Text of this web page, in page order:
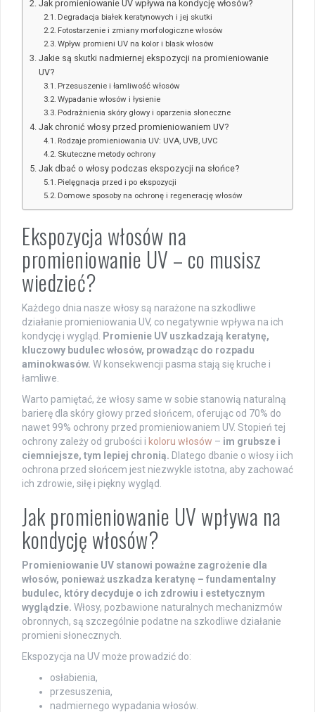
Jak promieniowanie UV wpływa na kondycję włosów?
Degradacja białek keratynowych i jej skutki
Fotostarzenie i zmiany morfologiczne włosów
Wpływ promieni UV na kolor i blask włosów
Jakie są skutki nadmiernej ekspozycji na promieniowanie
UV?
Przesuszenie i łamliwość włosów
Wypadanie włosów i łysienie
Podrażnienia skóry głowy i oparzenia słoneczne
Jak chronić włosy przed promieniowaniem UV?
Rodzaje promieniowania UV: UVA, UVB, UVC
Skuteczne metody ochrony
Jak dbać o włosy podczas ekspozycji na słońce?
Pielęgnacja przed i po ekspozycji
Domowe sposoby na ochronę i regenerację włosów
Ekspozycja włosów na
promieniowanie UV – co musisz
wiedzieć?
Każdego dnia nasze włosy są narażone na szkodliwe
działanie promieniowania UV, co negatywnie wpływa na ich
kondycję i wygląd.
Promienie UV uszkadzają keratynę,
kluczowy budulec włosów, prowadząc do rozpadu
aminokwasów. W konsekwencji pasma stają się kruche i
łamliwe.
Warto pamiętać, że włosy same w sobie stanowią naturalną
barierę dla skóry głowy przed słońcem, oferując od 70% do
nawet 99% ochrony przed promieniowaniem UV. Stopień tej
ochrony zależy od grubości i koloru włosów – im grubsze i
ciemniejsze, tym lepiej chronią. Dlatego dbanie o włosy i ich
ochrona przed słońcem jest niezwykle istotna, aby zachować
ich zdrowie, siłę i piękny wygląd.
Jak promieniowanie UV wpływa na
kondycję włosów?
Promieniowanie UV stanowi poważne zagrożenie dla
włosów, ponieważ uszkadza keratynę – fundamentalny
budulec, który decyduje o ich zdrowiu i estetycznym
wyglądzie. Włosy, pozbawione naturalnych mechanizmów
obronnych, są szczególnie podatne na szkodliwe działanie
promieni słonecznych.
Ekspozycja na UV może prowadzić do:
osłabienia,
przesuszenia,
nadmiernego wypadania włosów.